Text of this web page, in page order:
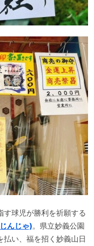
す球児が勝利を祈願する
んじゃ)。県立妙義公園
い、福を招く妙義山日